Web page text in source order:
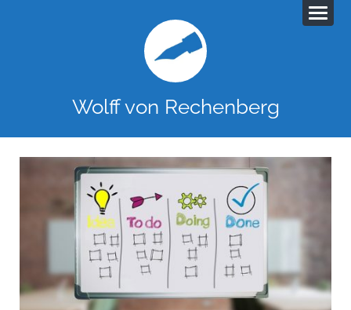
Wolff von Rechenberg